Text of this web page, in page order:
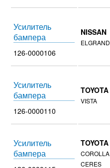
Усилитель
бампера
126-0000106
NISSAN
ELGRAND
Усилитель
бампера
126-0000110
TOYOTA
VISTA
Усилитель
бампера
TOYOTA
COROLLA
CERES